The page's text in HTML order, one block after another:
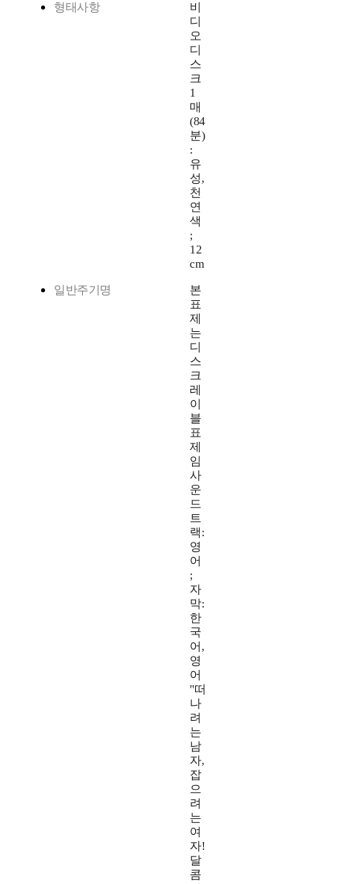
형태사항
비
디
오
디
스
크
1
매
(84
분)
:
유
성,
천
연
색
;
12
cm
일반주기명
본
표
제
는
디
스
크
레
이
블
표
제
임
사
운
드
트
랙:
영
어
;
자
막:
한
국
어,
영
어
"떠
나
려
는
남
자,
잡
으
려
는
여
자!
달
콤